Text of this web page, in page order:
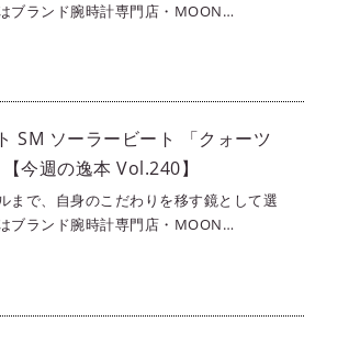
ブランド腕時計専門店・MOON
応しい珠玉の1本をセレクト。今回は、カ
ーズから現行の『タンク マスト LM』を
Vol.239までdino.networkに連載されて
ィア『singles』にてお楽しみくださ
SM ソーラービート 「クォーツ
今週の逸本 Vol.240】
まで、自身のこだわりを移す鏡として選
ブランド腕時計専門店・MOON
。今回はカルティエのタンクコレクショ
用した『タンク マスト SM ソーラービー
は掲載Vol.239までdino.networkに連載